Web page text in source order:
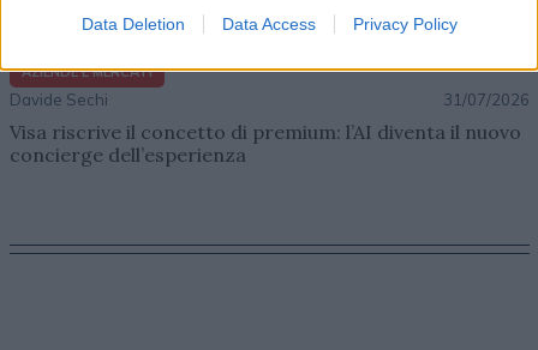
Data Deletion Data Access Privacy Policy
AZIENDE E MERCATI
Davide Sechi 31/07/2026
Visa riscrive il concetto di premium: l’AI diventa il nuovo
concierge dell’esperienza